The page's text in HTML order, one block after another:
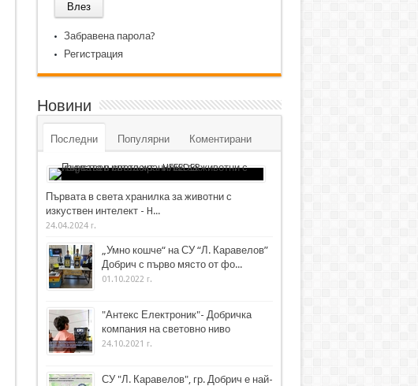
Забравена парола?
Регистрация
Новини
Последни Популярни Коментирани
Първата в света хранилка за животни с
изкуствен интелект - H...
24.04.2024 г.
„Умно кошче“ на СУ “Л. Каравелов”
Добрич с първо място от фо...
01.10.2022 г.
"Антекс Електроник"- Добричка
компания на световно ниво
24.10.2021 г.
СУ "Л. Каравелов", гр. Добрич е най-